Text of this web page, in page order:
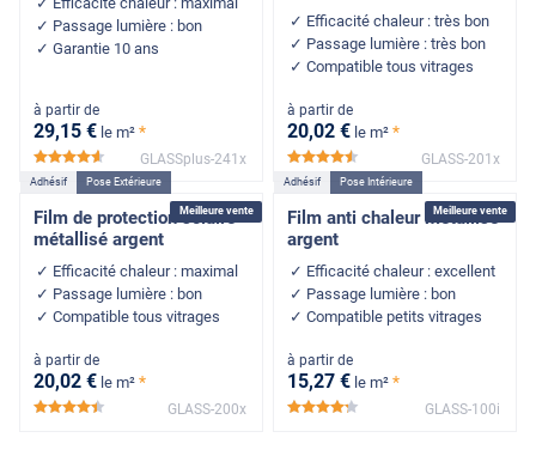
Passage lumière : bon
Garantie 10 ans
à partir de
29,15 € le m² *
*****
GLASSplus-241x
Efficacité chaleur : très bon
Passage lumière : très bon
Compatible tous vitrages
à partir de
20,02 € le m² *
*****
GLASS-201x
Meilleure vente
Adhésif Pose Extérieure
Film de protection solaire
métallisé argent
Efficacité chaleur : maximal
Passage lumière : bon
Compatible tous vitrages
à partir de
20,02 € le m² *
*****
GLASS-200x
Meilleure vente
Adhésif Pose Intérieure
Film anti chaleur métallisé
argent
Efficacité chaleur : excellent
Passage lumière : bon
Compatible petits vitrages
à partir de
15,27 € le m² *
*****
GLASS-100i